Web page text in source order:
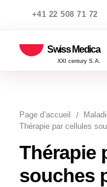
+41 22 508 71 72
Swiss Medica
XXI century S.A.
Page d’accueil
Thérapie par cellules
Thérapie
souches